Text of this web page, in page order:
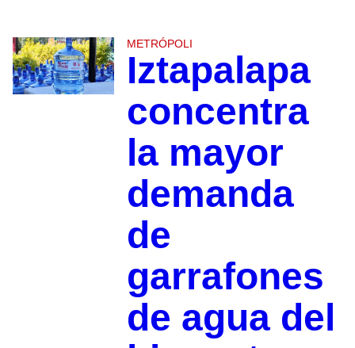
METRÓPOLI
Iztapalapa
concentra
la mayor
demanda
de
garrafones
de agua del